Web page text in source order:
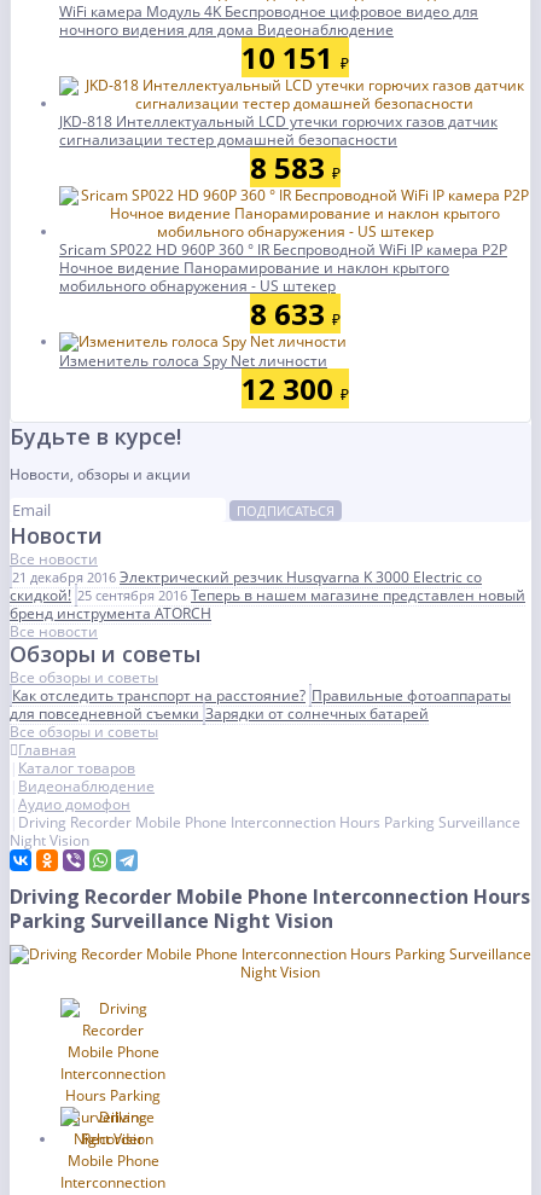
WiFi камера Модуль 4K Беспроводное цифровое видео для
ночного видения для дома Видеонаблюдение
10 151 ₽
JKD-818 Интеллектуальный LCD утечки горючих газов датчик
сигнализации тестер домашней безопасности
8 583 ₽
Sricam SP022 HD 960P 360 ° IR Беспроводной WiFi IP камера P2P
Ночное видение Панорамирование и наклон крытого
мобильного обнаружения - US штекер
8 633 ₽
Изменитель голоса Spy Net личности
12 300 ₽
Будьте в курсе!
Новости, обзоры и акции
ПОДПИСАТЬСЯ
Новости
Все новости
21 декабря 2016 Электрический резчик Husqvarna K 3000 Electric со
скидкой! 25 сентября 2016 Теперь в нашем магазине представлен новый
бренд инструмента ATORCH
Все новости
Обзоры и советы
Все обзоры и советы
Как отследить транспорт на расстояние? Правильные фотоаппараты
для повседневной съемкиЗарядки от солнечных батарей
Все обзоры и советы
Главная
Каталог товаров
Видеонаблюдение
Аудио домофон
Driving Recorder Mobile Phone Interconnection Hours Parking Surveillance
Night Vision
Driving Recorder Mobile Phone Interconnection Hours
Parking Surveillance Night Vision